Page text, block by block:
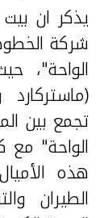
يذكر ان
شركة
الواحة"،
تجمع بين
الواحة" مع
هذه
الطيران